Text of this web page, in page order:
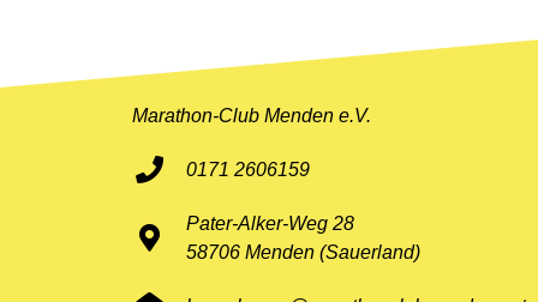
Marathon-Club Menden e.V.
0171 2606159
Pater-Alker-Weg 28
58706 Menden (Sauerland)